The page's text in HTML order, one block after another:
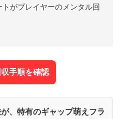
がプレイヤーのメンタル回
手順を確認
、特有のギャップ萌えフラ